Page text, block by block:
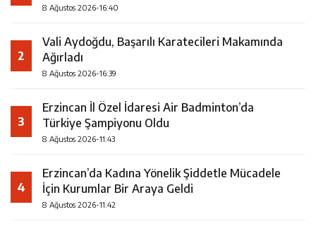
8 Ağustos 2026-16:40
2
Vali Aydoğdu, Başarılı Karatecileri Makamında
Ağırladı
8 Ağustos 2026-16:39
3
Erzincan İl Özel İdaresi Air Badminton’da
Türkiye Şampiyonu Oldu
8 Ağustos 2026-11:43
4
Erzincan’da Kadına Yönelik Şiddetle Mücadele
İçin Kurumlar Bir Araya Geldi
8 Ağustos 2026-11:42